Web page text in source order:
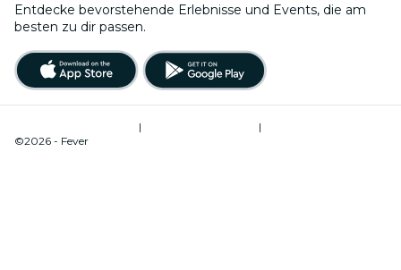
Entdecke bevorstehende Erlebnisse und Events, die am
besten zu dir passen.
| |
©2026 - Fever